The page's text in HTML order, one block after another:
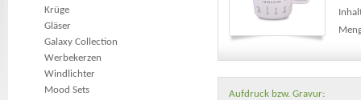
Krüge
Gläser
Galaxy Collection
Werbekerzen
Windlichter
Mood Sets
Aufdruck bzw. Gravur: